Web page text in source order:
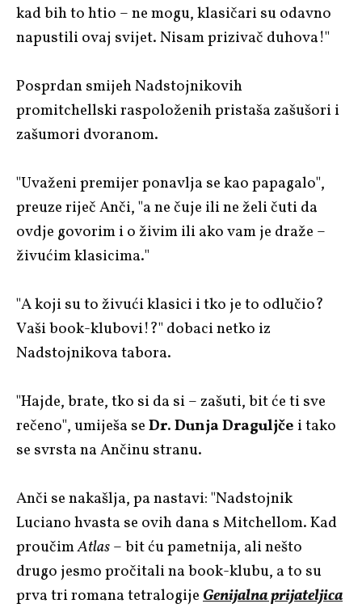
kad bih to htio – ne mogu, klasičari su odavno
napustili ovaj svijet. Nisam prizivač duhova!"
Posprdan smijeh Nadstojnikovih
promitchellski raspoloženih pristaša zašušori i
zašumori dvoranom.
"Uvaženi premijer ponavlja se kao papagalo",
preuze riječ Anči, "a ne čuje ili ne želi čuti da
ovdje govorim i o živim ili ako vam je draže –
živućim klasicima."
"A koji su to živući klasici i tko je to odlučio?
Vaši book-klubovi!?" dobaci netko iz
Nadstojnikova tabora.
"Hajde, brate, tko si da si – zašuti, bit će ti sve
rečeno", umiješa seDr. Dunja Draguljče i tako
se svrsta na Ančinu stranu.
Anči se nakašlja, pa nastavi: "Nadstojnik
Luciano hvasta se ovih dana s Mitchellom. Kad
proučimAtlas– bit ću pametnija, ali nešto
drugo jesmo pročitali na book-klubu, a to su
prva tri romana tetralogijeGenijalna prijateljica